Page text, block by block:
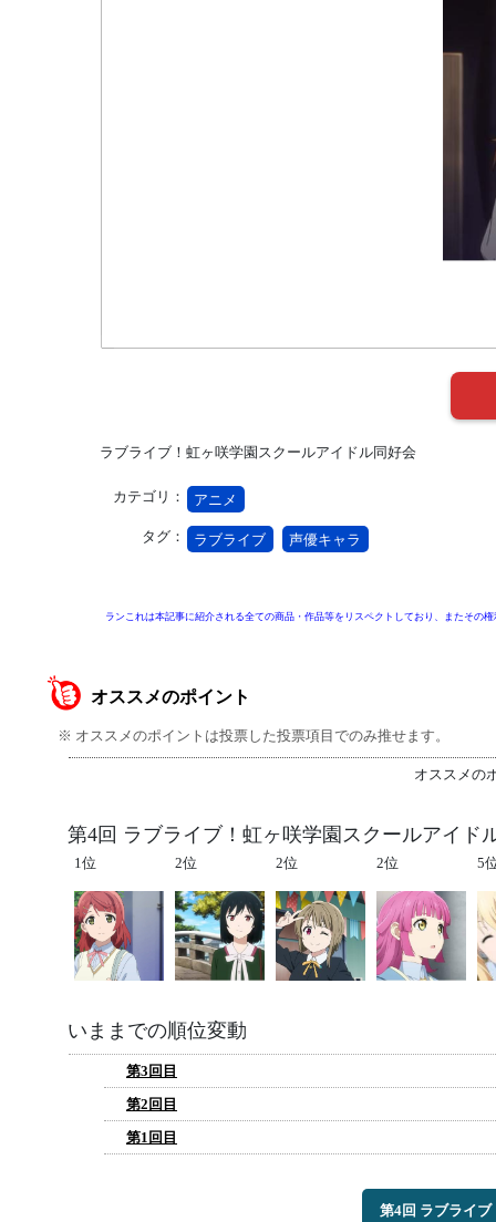
ラブライブ！虹ヶ咲学園スクールアイドル同好会
カテゴリ： アニメ
タグ： ラブライブ 声優キャラ
ランこれは本記事に紹介される全ての商品・作品等をリスペクトしており、またその
オススメのポイント
※ オススメのポイントは投票した投票項目でのみ推せます。
オススメの
第4回 ラブライブ！虹ヶ咲学園スクールアイド
1位 2位 2位 2位 5
いままでの順位変動
第3回目
第2回目
第1回目
第4回 ラブライ